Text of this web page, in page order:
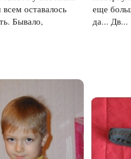
оставалось
Бывало,
еще
да... Дв...